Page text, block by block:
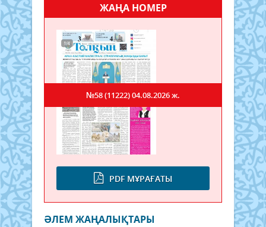
ЖАҢА НОМЕР
PDF МҰРАҒАТЫ
№58 (11222)04.08.2026 ж.
ӘЛЕМ ЖАҢАЛЫҚТАРЫ